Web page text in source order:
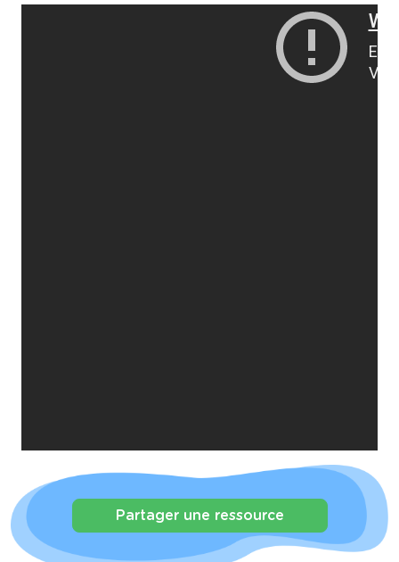
Partager une ressource